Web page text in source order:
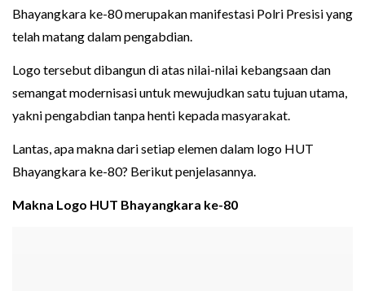
Bhayangkara ke-80 merupakan manifestasi Polri Presisi yang
telah matang dalam pengabdian.
Logo tersebut dibangun di atas nilai-nilai kebangsaan dan
semangat modernisasi untuk mewujudkan satu tujuan utama,
yakni pengabdian tanpa henti kepada masyarakat.
Lantas, apa makna dari setiap elemen dalam logo HUT
Bhayangkara ke-80? Berikut penjelasannya.
Makna Logo HUT Bhayangkara ke-80